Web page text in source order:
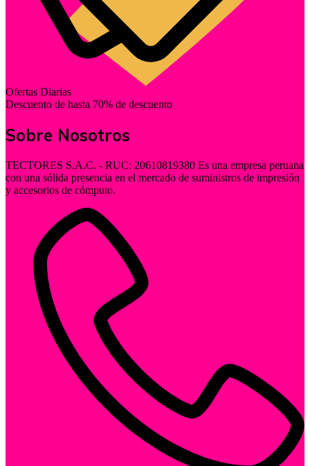
Ofertas Diarias
Descuento de hasta 70% de descuento
Sobre Nosotros
TECTORES S.A.C. - RUC: 20610819380 Es una empresa peruana
con una sólida presencia en el mercado de suministros de impresión
y accesorios de cómputo.